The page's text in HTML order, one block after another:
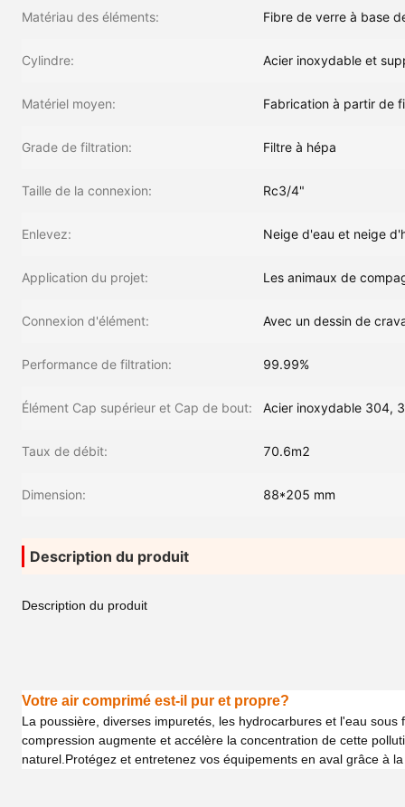
Matériau des éléments: Fibre de verre à base
Cylindre: Acier inoxydable et
Matériel moyen: Fabrication à partir de
Grade de filtration: Filtre à hépa
Taille de la connexion: Rc3/4"
Enlevez: Neige d'eau et neige
Application du projet: Les animaux de
Connexion d'élément: Avec un dessin de
Performance de filtration: 99.99%
Élément Cap supérieur et Cap de bout: Acier inoxydable 304,
Taux de débit: 70.6m2
Dimension: 88*205 mm
Description du produit
Description du produit
Votre air comprimé est-il pur et propre?
La poussière, diverses impuretés, les hydrocarbures et l'eau
compression augmente et accélère la concentration de cette
naturel.Protégez et entretenez vos équipements en aval grâce à